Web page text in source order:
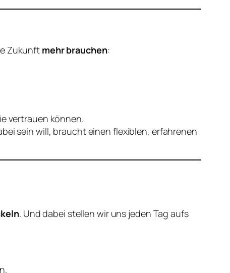
Zukunft mehr brauchen:
vertrauen können.
sein will, braucht einen flexiblen, erfahrenen
. Und dabei stellen wir uns jeden Tag aufs